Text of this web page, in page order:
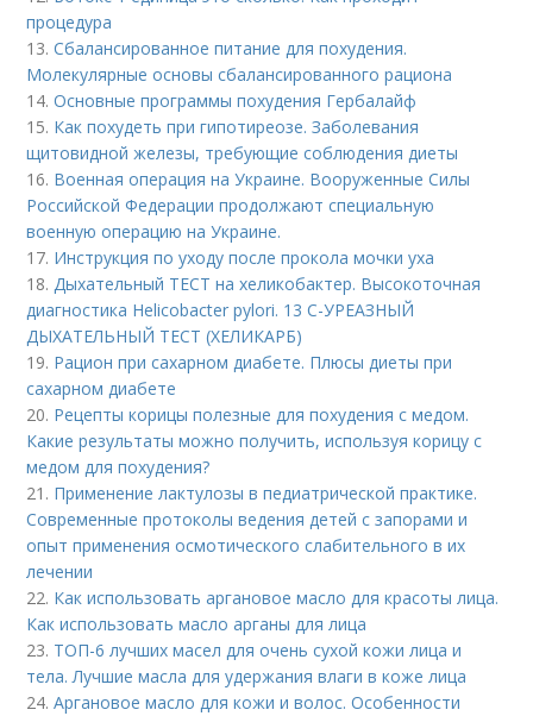
процедура
13.Сбалансированное питание для похудения.
Молекулярные основы сбалансированного рациона
14.Основные программы похудения Гербалайф
15. Как похудеть при гипотиреозе. Заболевания
щитовидной железы, требующие соблюдения диеты
16. Военная операция на Украине. Вооруженные Силы
Российской Федерации продолжают специальную
военную операцию на Украине.
17. Инструкция по уходу после прокола мочки уха
18.Дыхательный ТЕСТ на хеликобактер. Высокоточная
диагностика Helicobacter pylori. 13 C-УРЕАЗНЫЙ
ДЫХАТЕЛЬНЫЙ ТЕСТ (ХЕЛИКАРБ)
19. Рацион при сахарном диабете. Плюсы диеты при
сахарном диабете
20. Рецепты корицы полезные для похудения с медом.
Какие результаты можно получить, используя корицу с
медом для похудения?
21. Применение лактулозы в педиатрической практике.
Современные протоколы ведения детей с запорами и
опыт применения осмотического слабительного в их
лечении
22. Как использовать аргановое масло для красоты лица.
Как использовать масло арганы для лица
23. ТОП-6 лучших масел для очень сухой кожи лица и
тела. Лучшие масла для удержания влаги в коже лица
24.Аргановое масло для кожи и волос. Особенности